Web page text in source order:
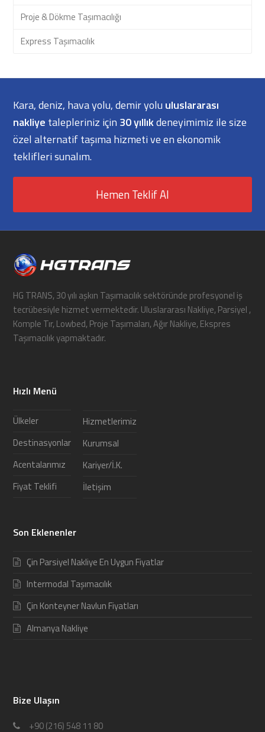
Proje & Dökme Taşımacılığı
Express Taşımacılık
Kara, deniz, hava yolu, demir yolu uluslararası
nakliye talepleriniz için 30 yıllıkdeneyimimiz ile size
özel alternatif taşıma hizmeti ve en ekonomik
teklifleri sunalım.
Hemen Teklif Al
HG TRANS, 30 yılı aşkın Taşımacılık sektöründe profesyonel iş
tecrübesiyle hizmet vermektedir. Uluslararası Nakliye, Parsiyel ,
Komple Tır, Lowbed, Proje Taşımaları, Ağır Nakliye, Ekspres
Taşımacılık yapmaktadır.
Hızlı Menü
Ülkeler
Destinasyonlar
Acentalarımız
Fiyat Teklifi
Hizmetlerimiz
Kurumsal
Kariyer/İ.K.
İletişim
Son Eklenenler
Çin Parsiyel Nakliye En Uygun Fiyatlar
Intermodal Taşımacılık
Çin Konteyner Navlun Fiyatları
Almanya Nakliye
Bize Ulaşın
+90 (216) 548 11 80